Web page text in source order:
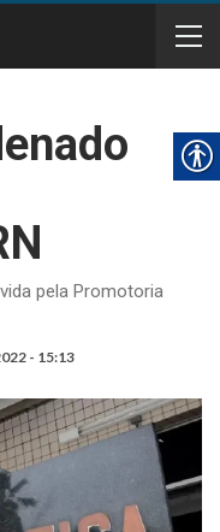
pela Promotoria
- 15:13